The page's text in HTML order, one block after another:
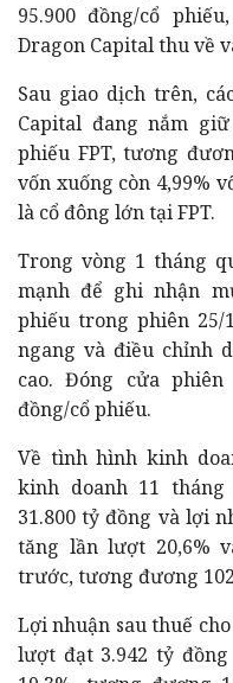
95.900 đồng/cổ
Dragon Capital thu về
Sau giao dịch trên,
Capital đang nắm
phiếu FPT, tương
vốn xuống còn 4,99%
là cổ đông lớn tại FPT.
Trong vòng 1 tháng
mạnh để ghi nhận
phiếu trong phiên 25/
ngang và điều chỉnh
cao. Đóng cửa
đồng/cổ phiếu.
Về tình hình kinh
kinh doanh 11
31.800 tỷ đồng và lợi
tăng lần lượt 20,6%
trước, tương đương
Lợi nhuận sau thuế
lượt đạt 3.942 tỷ đồng